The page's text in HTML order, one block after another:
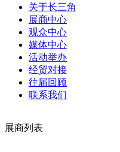
关于长三角
展商中心
观众中心
媒体中心
活动举办
经贸对接
往届回顾
联系我们
展商列表